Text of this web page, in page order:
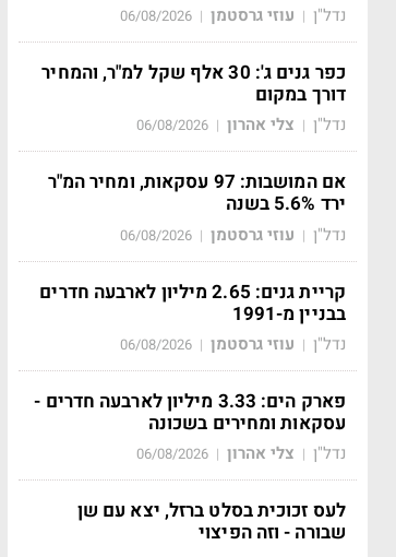
נדל"ן | עוזי גרסטמן |
06/08/2026
כפר גנים ג': 30 אלף שקל למ"ר, והמחיר
דורך במקום
נדל"ן | צלי אהרון |
06/08/2026
אם המושבות: 97 עסקאות, ומחיר המ"ר
ירד 5.6% בשנה
נדל"ן | עוזי גרסטמן |
06/08/2026
קריית גנים: 2.65 מיליון לארבעה חדרים
בבניין מ-1991
נדל"ן | עוזי גרסטמן |
06/08/2026
פארק הים: 3.33 מיליון לארבעה חדרים -
עסקאות ומחירים בשכונה
נדל"ן | צלי אהרון |
06/08/2026
לעס זכוכית בסלט ברזל, יצא עם שן
שבורה - וזה הפיצוי